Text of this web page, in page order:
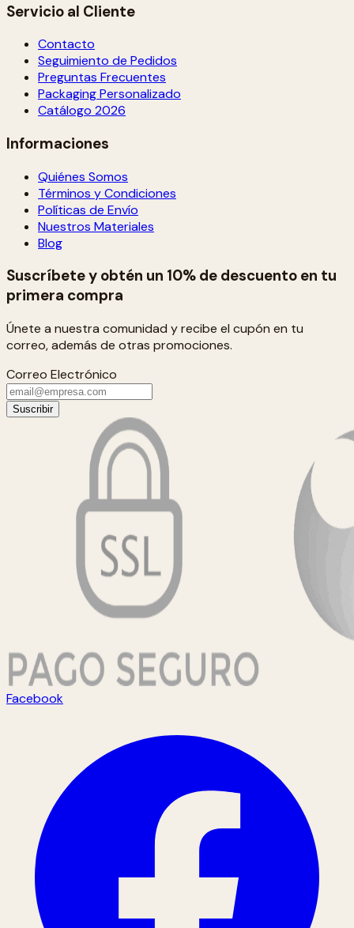
Servicio al Cliente
Contacto
Seguimiento de Pedidos
Preguntas Frecuentes
Packaging Personalizado
Catálogo 2026
Informaciones
Quiénes Somos
Términos y Condiciones
Políticas de Envío
Nuestros Materiales
Blog
Suscríbete y obtén un 10% de descuento en tu
primera compra
Únete a nuestra comunidad y recibe el cupón en tu
correo, además de otras promociones.
Correo Electrónico
Suscribir
Facebook